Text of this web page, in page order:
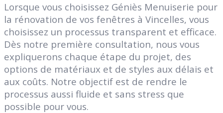
Lorsque vous choisissez Géniès Menuiserie pour
la rénovation de vos fenêtres à Vincelles, vous
choisissez un processus transparent et efficace.
Dès notre première consultation, nous vous
expliquerons chaque étape du projet, des
options de matériaux et de styles aux délais et
aux coûts. Notre objectif est de rendre le
processus aussi fluide et sans stress que
possible pour vous.